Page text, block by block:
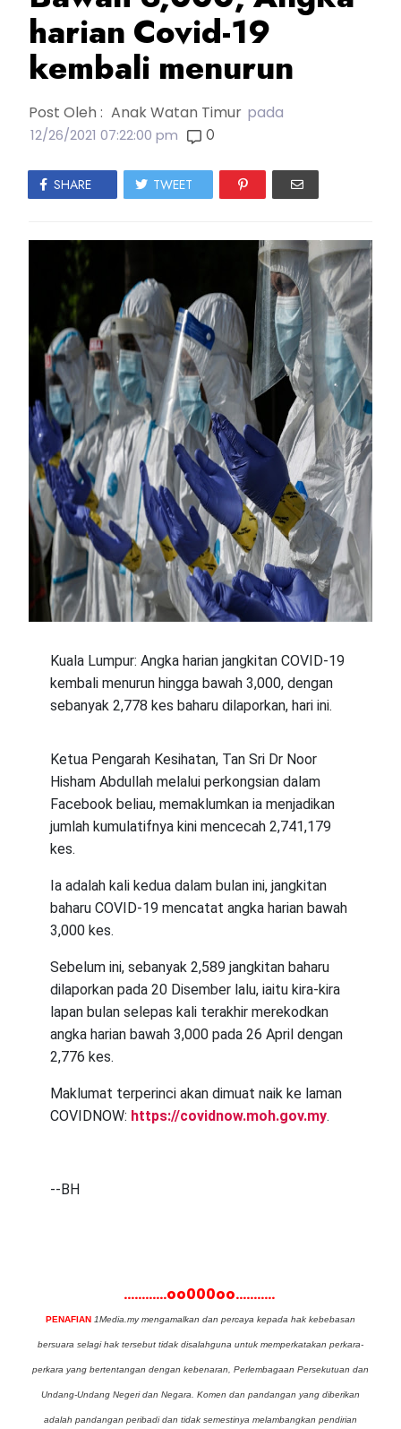
harian Covid-19
kembali menurun
Post Oleh : Anak Watan Timur pada
12/26/2021 07:22:00 pm 0
SHARE TWEET
Kuala Lumpur: Angka harian jangkitan COVID-19
kembali menurun hingga bawah 3,000, dengan
sebanyak 2,778 kes baharu dilaporkan, hari ini.
Ketua Pengarah Kesihatan, Tan Sri Dr Noor
Hisham Abdullah melalui perkongsian dalam
Facebook beliau, memaklumkan ia menjadikan
jumlah kumulatifnya kini mencecah 2,741,179
kes.
Ia adalah kali kedua dalam bulan ini, jangkitan
baharu COVID-19 mencatat angka harian bawah
3,000 kes.
Sebelum ini, sebanyak 2,589 jangkitan baharu
dilaporkan pada 20 Disember lalu, iaitu kira-kira
lapan bulan selepas kali terakhir merekodkan
angka harian bawah 3,000 pada 26 April dengan
2,776 kes.
Maklumat terperinci akan dimuat naik ke laman
COVIDNOW: https://covidnow.moh.gov.my.
--BH
............oo000oo...........
PENAFIAN 1Media.my mengamalkan dan percaya kepada hak kebebasan
bersuara selagi hak tersebut tidak disalahguna untuk memperkatakan perkara-
perkara yang bertentangan dengan kebenaran, Perlembagaan Persekutuan dan
Undang-Undang Negeri dan Negara. Komen dan pandangan yang diberikan
adalah pandangan peribadi dan tidak semestinya melambangkan pendirian